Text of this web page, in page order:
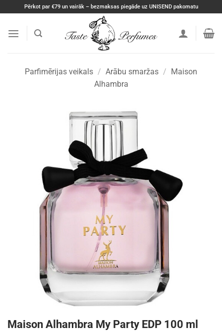
content
Pērkot par €79 un vairāk – bezmaksas piegāde uz UNISEND pakomatu
Parfimērijas veikals / Arābu smaržas / Maison
Alhambra
Maison Alhambra My Party EDP 100 ml